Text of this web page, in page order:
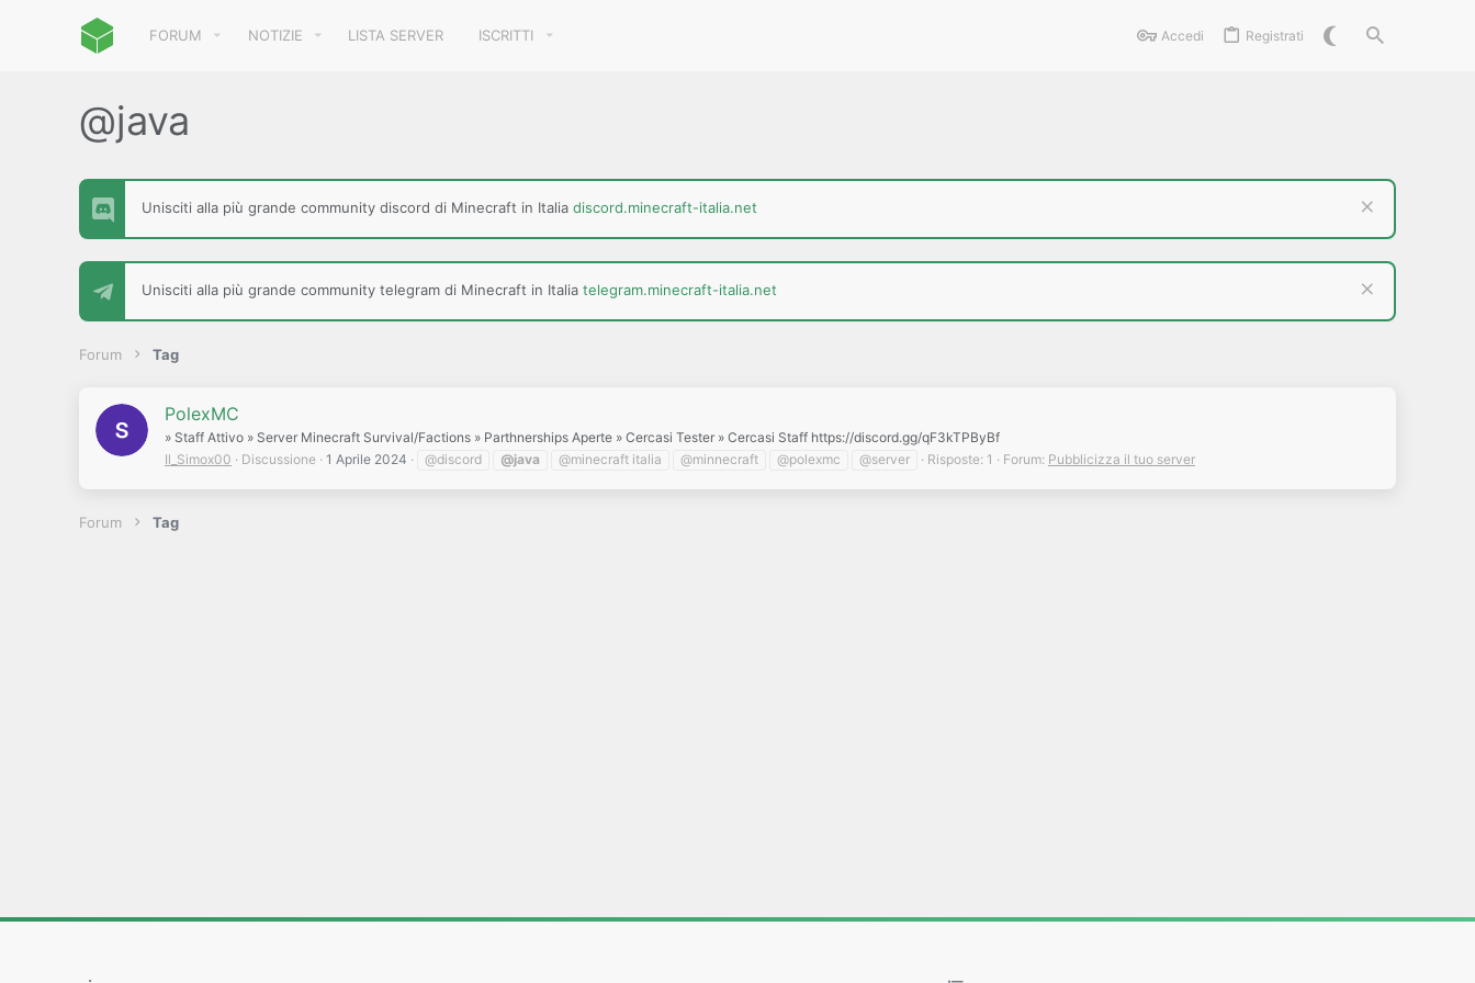
FORUM NOTIZIE LISTA SERVER ISCRITTI Accedi Registrati
@java
Unisciti alla più grande community discord di Minecraft in Italia discord.minecraft-italia.net
Unisciti alla più grande community telegram di Minecraft in Italia telegram.minecraft-italia.net
Forum Tag
PolexMC
» Staff Attivo » Server Minecraft Survival/Factions » Parthnerships Aperte » Cercasi Tester » Cercasi Staff https://discord.gg/qF3kTPByBf
Il_Simox00
Discussione 1 Aprile 2024 @discord @java @minecraft italia @minnecraft @polexmc @server Risposte: 1 Forum: Pubblicizza il tuo server
Forum Tag